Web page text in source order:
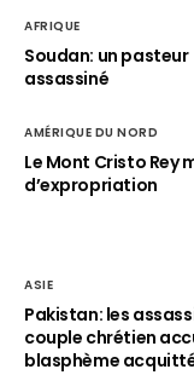
AFRIQUE
Soudan: un pasteur
assassiné
AMÉRIQUE DU NORD
Le Mont Cristo Rey
d’expropriation
ASIE
Pakistan: les
couple chrétien
blasphème